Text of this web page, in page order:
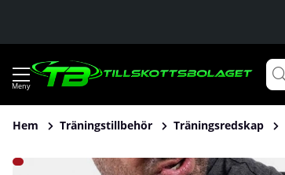
Hem Träningstillbehör Träningsredskap
Produktbilder Procclusion 1.0 (arm), svart